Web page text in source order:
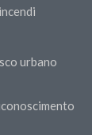
urbano